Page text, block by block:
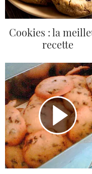
Cookies : la
recette